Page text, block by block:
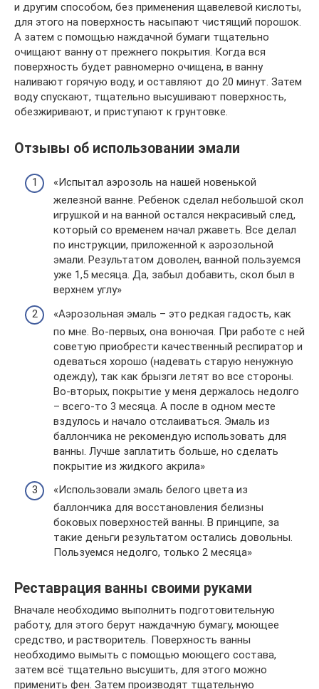
и другим способом, без применения щавелевой кислоты,
для этого на поверхность насыпают чистящий порошок.
А затем с помощью наждачной бумаги тщательно
очищают ванну от прежнего покрытия. Когда вся
поверхность будет равномерно очищена, в ванну
наливают горячую воду, и оставляют до 20 минут. Затем
воду спускают, тщательно высушивают поверхность,
обезжиривают, и приступают к грунтовке.
Отзывы об использовании эмали
«Испытал аэрозоль на нашей новенькой
железной ванне. Ребенок сделал небольшой скол
игрушкой и на ванной остался некрасивый след,
который со временем начал ржаветь. Все делал
по инструкции, приложенной к аэрозольной
эмали. Результатом доволен, ванной пользуемся
уже 1,5 месяца. Да, забыл добавить, скол был в
верхнем углу»
«Аэрозольная эмаль – это редкая гадость, как
по мне. Во-первых, она вонючая. При работе с ней
советую приобрести качественный респиратор и
одеваться хорошо (надевать старую ненужную
одежду), так как брызги летят во все стороны.
Во-вторых, покрытие у меня держалось недолго
– всего-то 3 месяца. А после в одном месте
вздулось и начало отслаиваться. Эмаль из
баллончика не рекомендую использовать для
ванны. Лучше заплатить больше, но сделать
покрытие из жидкого акрила»
«Использовали эмаль белого цвета из
баллончика для восстановления белизны
боковых поверхностей ванны. В принципе, за
такие деньги результатом остались довольны.
Пользуемся недолго, только 2 месяца»
Реставрация ванны своими руками
Вначале необходимо выполнить подготовительную
работу, для этого берут наждачную бумагу, моющее
средство, и растворитель. Поверхность ванны
необходимо вымыть с помощью моющего состава,
затем всё тщательно высушить, для этого можно
применить фен. Затем производят тщательную